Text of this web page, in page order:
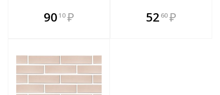
90 10 ₽
В комплекте
всегда выгоднее!
В комплекте
всегда выгоднее!
52 60 ₽